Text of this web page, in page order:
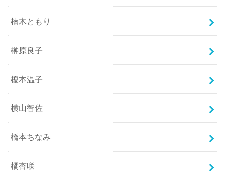
楠木ともり
榊原良子
榎本温子
横山智佐
橋本ちなみ
橘杏咲